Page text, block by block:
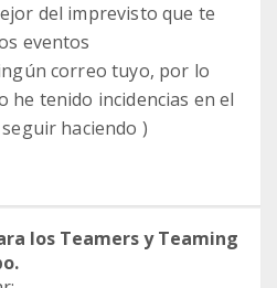
del imprevisto que te
eventos
correo tuyo, por lo
he tenido incidencias en el
haciendo )
los Teamers y Teaming